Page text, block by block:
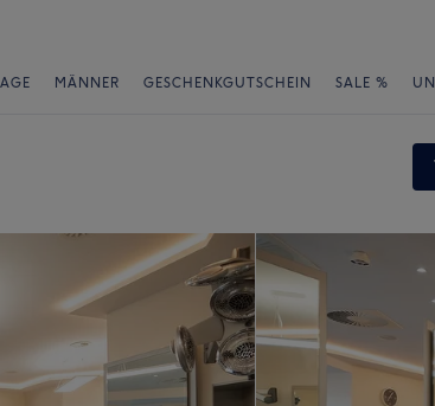
MÄNNER GESCHENKGUTSCHEIN SALE %